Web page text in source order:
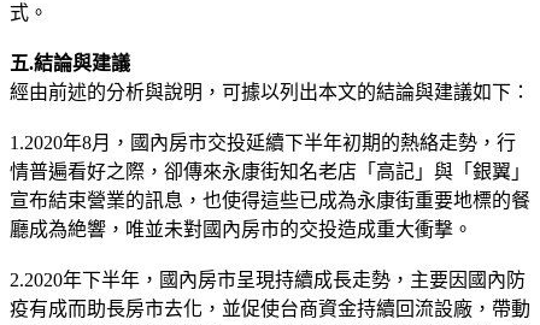
式。
五.結論與建議
經由前述的分析與說明，可據以列出本文的結論與建議如下：
1.2020年8月，國內房市交投延續下半年初期的熱絡走勢，行
情普遍看好之際，卻傳來永康街知名老店「高記」與「銀翼」
宣布結束營業的訊息，也使得這些已成為永康街重要地標的餐
廳成為絶響，唯並未對國內房市的交投造成重大衝撃。
2.2020年下半年，國內房市呈現持續成長走勢，主要因國內防
疫有成而助長房市去化，並促使台商資金持續回流設廠，帶動